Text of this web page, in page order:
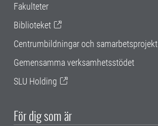
Fakulteter
Biblioteket
Centrumbildningar och samarbetsprojekt
Gemensamma verksamhetsstödet
SLU Holding
För dig som är